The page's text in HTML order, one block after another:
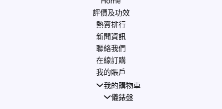
評價及功效
熱賣排行
新聞資訊
聯絡我們
在線訂購
我的賬戶
我的購物車
儀錶盤